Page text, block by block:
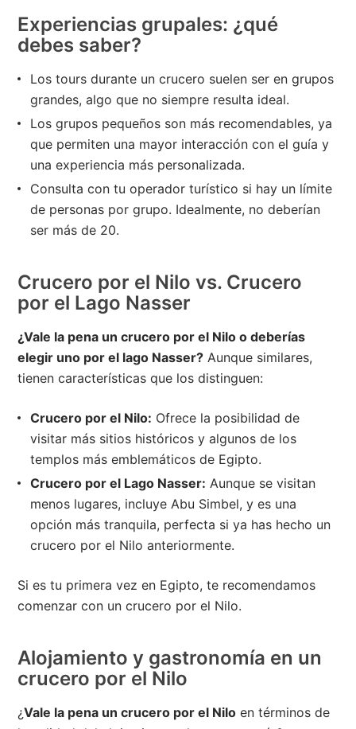
Experiencias grupales: ¿qué
debes saber?
Los tours durante un crucero suelen ser en grupos
grandes, algo que no siempre resulta ideal.
Los grupos pequeños son más recomendables, ya
que permiten una mayor interacción con el guía y
una experiencia más personalizada.
Consulta con tu operador turístico si hay un límite
de personas por grupo. Idealmente, no deberían
ser más de 20.
Crucero por el Nilo vs. Crucero
por el Lago Nasser
¿Vale la pena un crucero por el Nilo o deberías
elegir uno por el lago Nasser? Aunque similares,
tienen características que los distinguen:
Crucero por el Nilo: Ofrece la posibilidad de
visitar más sitios históricos y algunos de los
templos más emblemáticos de Egipto.
Crucero por el Lago Nasser: Aunque se visitan
menos lugares, incluye Abu Simbel, y es una
opción más tranquila, perfecta si ya has hecho un
crucero por el Nilo anteriormente.
Si es tu primera vez en Egipto, te recomendamos
comenzar con un crucero por el Nilo.
Alojamiento y gastronomía en un
crucero por el Nilo
¿Vale la pena un crucero por el Nilo en términos de